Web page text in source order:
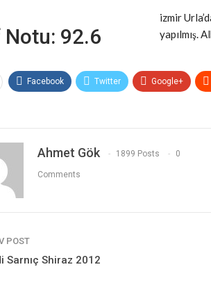
Notu: 92.6
izmir
yapılmış.
Facebook Twitter Google+
Ahmet Gök 1899 Posts 0
Comments
POST
Sarnıç Shiraz 2012